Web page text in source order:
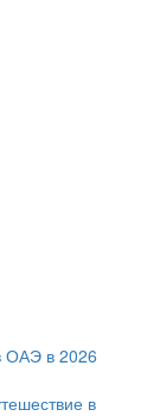
ОАЭ в 2026
в